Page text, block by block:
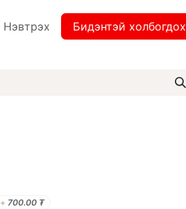
Нэвтрэх Бидэнтэй холбогдох
+ 700.00₮